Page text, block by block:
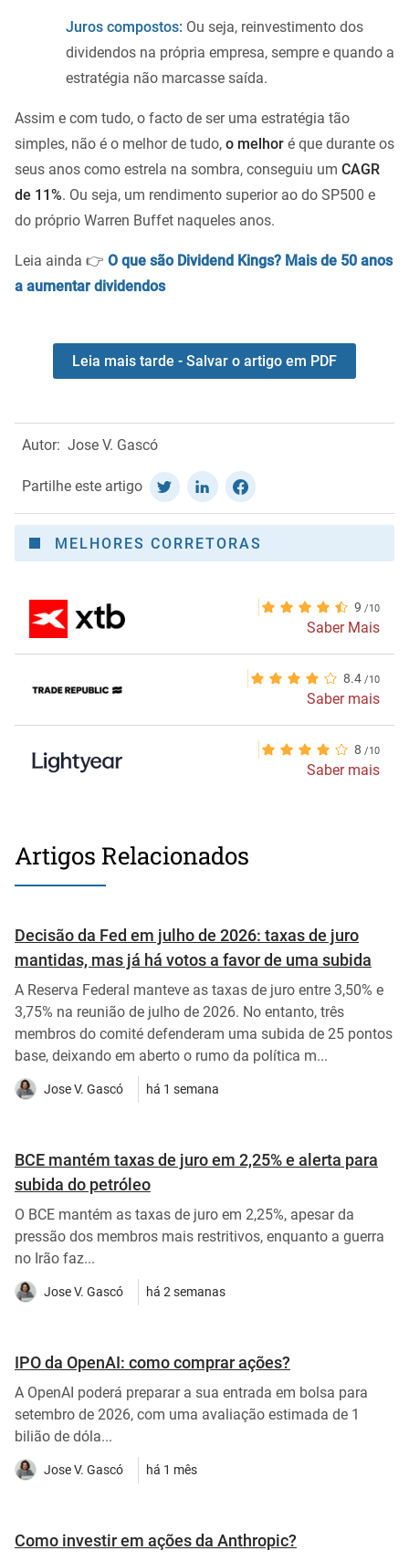
Juros compostos: Ou seja, reinvestimento dos
dividendos na própria empresa, sempre e quando a
estratégia não marcasse saída.
Assim e com tudo, o facto de ser uma estratégia tão
simples, não é o melhor de tudo, o melhor é que durante os
seus anos como estrela na sombra, conseguiu um CAGR
de 11%. Ou seja, um rendimento superior ao do SP500 e
do próprio Warren Buffet naqueles anos.
Leia ainda 👉 O que são Dividend Kings? Mais de 50 anos
a aumentar dividendos
Leia mais tarde - Salvar o artigo em PDF
Autor: Jose V. Gascó
Partilhe este artigo
MELHORES CORRETORAS
9
Saber Mais
8.4
Saber mais
8
Saber mais
Artigos Relacionados
Decisão da Fed em julho de 2026: taxas de juro
mantidas, mas já há votos a favor de uma subida
A Reserva Federal manteve as taxas de juro entre 3,50% e
3,75% na reunião de julho de 2026. No entanto, três
membros do comité defenderam uma subida de 25 pontos
base, deixando em aberto o rumo da política m...
Jose V. Gascó há 1 semana
BCE mantém taxas de juro em 2,25% e alerta para
subida do petróleo
O BCE mantém as taxas de juro em 2,25%, apesar da
pressão dos membros mais restritivos, enquanto a guerra
no Irão faz...
Jose V. Gascó há 2 semanas
IPO da OpenAI: como comprar ações?
A OpenAI poderá preparar a sua entrada em bolsa para
setembro de 2026, com uma avaliação estimada de 1
bilião de dóla...
Jose V. Gascó há 1 mês
Como investir em ações da Anthropic?